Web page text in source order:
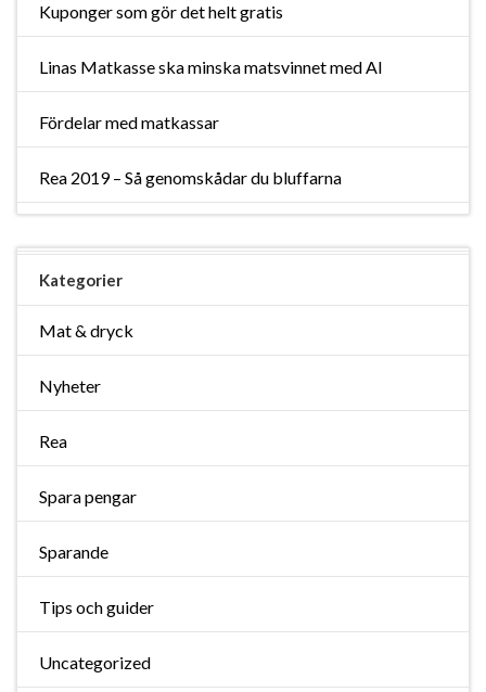
Kuponger som gör det helt gratis
Linas Matkasse ska minska matsvinnet med AI
Fördelar med matkassar
Rea 2019 – Så genomskådar du bluffarna
Kategorier
Mat & dryck
Nyheter
Rea
Spara pengar
Sparande
Tips och guider
Uncategorized